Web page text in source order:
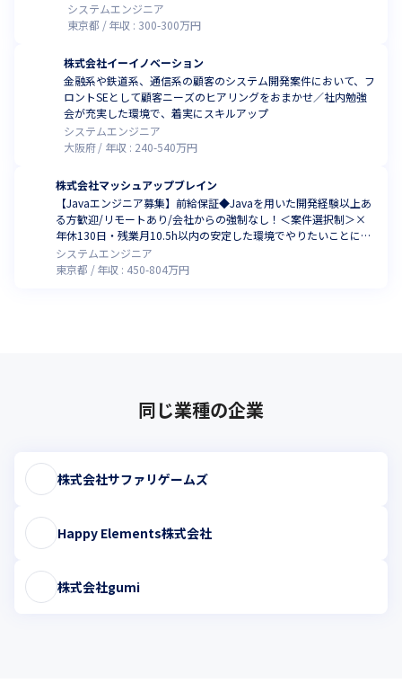
システムエンジニア
東京都
年収 : 300-300万円
株式会社イーイノベーション
金融系や鉄道系、通信系の顧客のシステム開発案件において、フ
ロントSEとして顧客ニーズのヒアリングをおまかせ／社内勉強
会が充実した環境で、着実にスキルアップ
システムエンジニア
大阪府
年収 : 240-540万円
株式会社マッシュアップブレイン
【Javaエンジニア募集】前給保証◆Javaを用いた開発経験以上あ
る方歓迎/リモートあり/会社からの強制なし！＜案件選択制＞×
年休130日・残業月10.5h以内の安定した環境でやりたいことに挑
戦！ランチ代補助あり
システムエンジニア
東京都
年収 : 450-804万円
同じ業種の企業
株式会社サファリゲームズ
Happy Elements株式会社
株式会社gumi